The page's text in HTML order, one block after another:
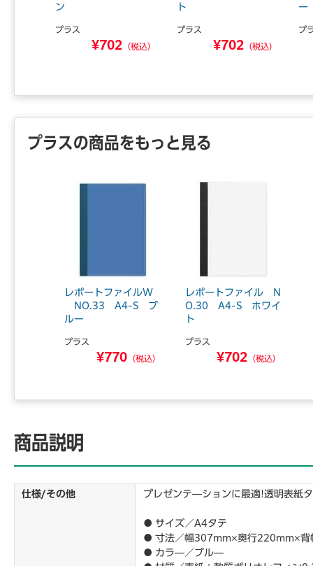
ン
プラス
¥702 （税込）
ト
プラス
¥702 （税込）
ー
プ
プラスの商品をもっと見る
レポートファイルW
NO.33 A4-S ブ
ルー
プラス
¥770（税込）
レポートファイル N
O.30 A4-S ホワイ
ト
プラス
¥702 （税込）
商品説明
仕様/その他 プレゼンテ―ションに最適!透明表紙
● サイズ／A4タテ
● 寸法／幅307mm×奥行220mm×背
● カラ―／ブル―